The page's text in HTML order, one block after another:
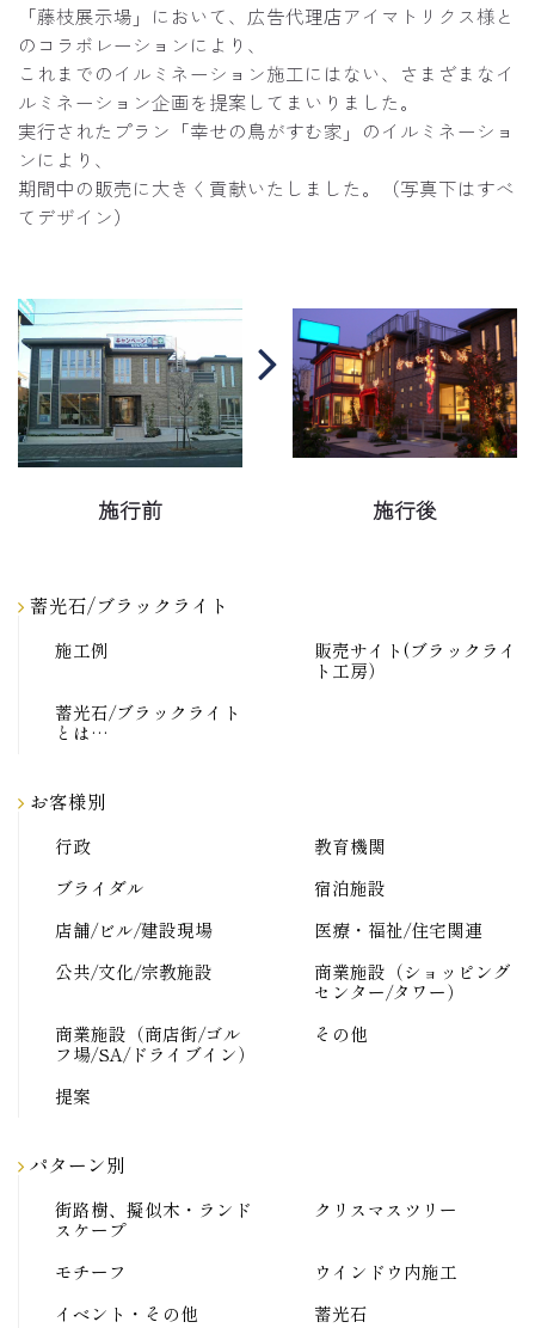
蓄光石/ブラックライト
施工例
販売サイト(ブラックライ
ト工房）
蓄光石/ブラックライト
とは…
お客様別
行政
教育機関
ブライダル
宿泊施設
店舗/ビル/建設現場
医療・福祉/住宅関連
公共/文化/宗教施設
商業施設（ショッピング
センター/タワー）
商業施設（商店街/ゴル
フ場/SA/ドライブイン）
その他
提案
パターン別
街路樹、擬似木・ランド
スケープ
クリスマスツリー
モチーフ
ウインドウ内施工
イベント・その他
蓄光石
「藤枝展示場」において、広告代理店アイマトリクス様と
のコラボレーションにより、
これまでのイルミネーション施工にはない、さまざまなイ
ルミネーション企画を提案してまいりました。
実行されたプラン「幸せの鳥がすむ家」のイルミネーショ
ンにより、
期間中の販売に大きく貢献いたしました。（写真下はすべ
てデザイン）
施行前 施行後